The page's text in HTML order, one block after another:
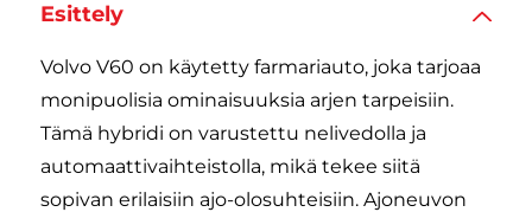
Esittely
Volvo V60 on käytetty farmariauto, joka tarjoaa
monipuolisia ominaisuuksia arjen tarpeisiin.
Tämä hybridi on varustettu nelivedolla ja
automaattivaihteistolla, mikä tekee siitä
sopivan erilaisiin ajo-olosuhteisiin. Ajoneuvon